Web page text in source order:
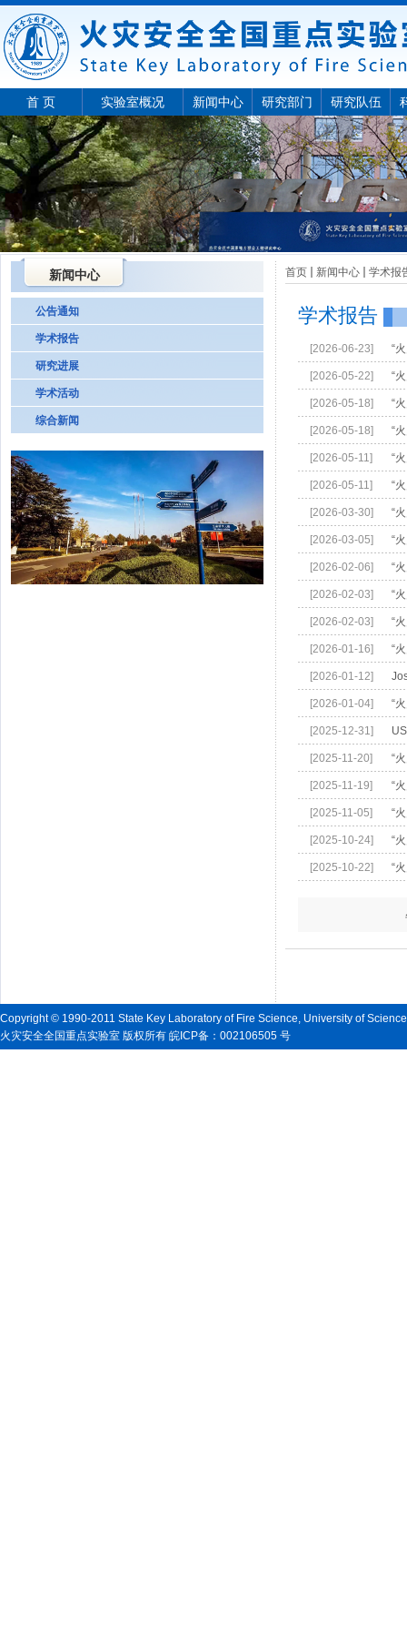
首 页 实验室概况 新闻中心 研究部门 研究队伍
新闻中心
公告通知
学术报告
研究进展
学术活动
综合新闻
首页 新闻中心 学术报
学术报告
[2026-06-23] “
[2026-05-22] “
[2026-05-18] “
[2026-05-18] “
[2026-05-11] “
[2026-05-11] “
[2026-03-30] “
[2026-03-05] “
[2026-02-06] “
[2026-02-03] “
[2026-02-03] “
[2026-01-16] “
[2026-01-12]
[2026-01-04] “
[2025-12-31]
[2025-11-20] “
[2025-11-19] “
[2025-11-05] “
[2025-10-24] “
[2025-10-22] “
Copyright © 1990-2011 State Key Laboratory of Fire Science, University of
火灾安全全国重点实验室 版权所有 皖ICP备：002106505 号